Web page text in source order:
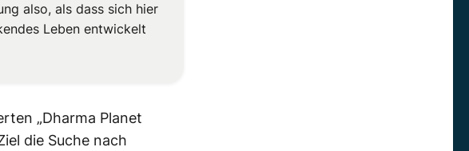
also, als dass sich hier
Leben entwickelt
„Dharma Planet
die Suche nach